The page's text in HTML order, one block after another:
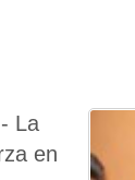
La
en